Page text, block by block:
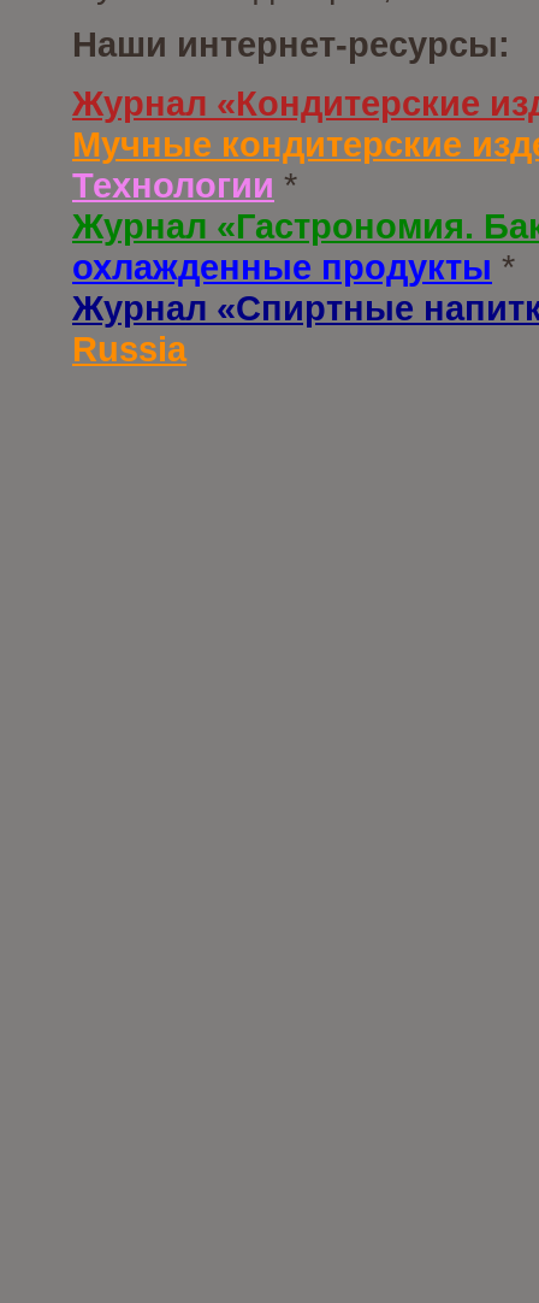
Наши интернет-ресурсы:
Журнал «Кондитерские
Мучные кондитерские
Технологии *
Журнал «Гастрономия.
охлажденные продукты *
Журнал «Спиртные
Russia